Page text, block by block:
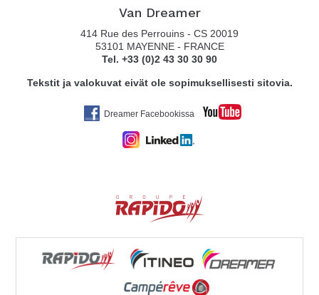
Van Dreamer
414 Rue des Perrouins - CS 20019
53101 MAYENNE - FRANCE
Tel. +33 (0)2 43 30 30 90
Tekstit ja valokuvat eivät ole sopimuksellisesti sitovia.
Dreamer Facebookissa